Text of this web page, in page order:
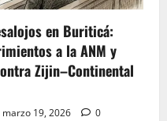
en Buriticá:
a la ANM y
Zijin–Continental
marzo 19, 2026 0